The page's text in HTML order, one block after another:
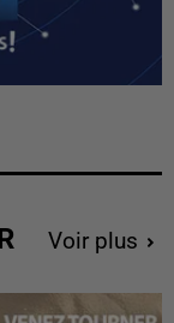
Voir plus